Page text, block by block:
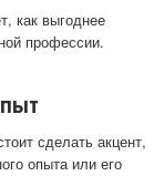
как выгоднее
профессии.
сделать акцент,
опыта или его